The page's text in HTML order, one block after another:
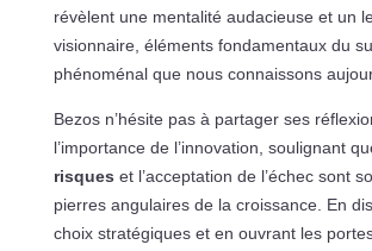
révèlent une mentalité audacieuse et un
visionnaire, éléments fondamentaux du
phénoménal que nous connaissons
Bezos n’hésite pas à partager ses
l’importance de l’innovation, soulignant
risques et l’acceptation de l’échec sont
pierres angulaires de la croissance. En
choix stratégiques et en ouvrant les